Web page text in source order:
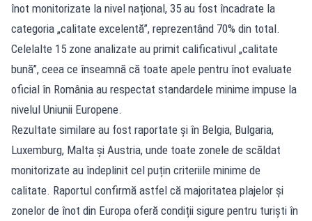
înot monitorizate la nivel național, 35 au fost încadrate la
categoria „calitate excelentă”, reprezentând 70% din total.
Celelalte 15 zone analizate au primit calificativul „calitate
bună”, ceea ce înseamnă că toate apele pentru înot evaluate
oficial în România au respectat standardele minime impuse la
nivelul Uniunii Europene.
Rezultate similare au fost raportate și în Belgia, Bulgaria,
Luxemburg, Malta și Austria, unde toate zonele de scăldat
monitorizate au îndeplinit cel puțin criteriile minime de
calitate. Raportul confirmă astfel că majoritatea plajelor și
zonelor de înot din Europa oferă condiții sigure pentru turiști în